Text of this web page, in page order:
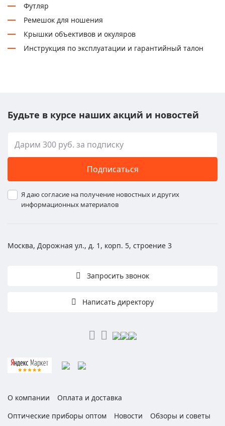
Футляр
Ремешок для ношения
Крышки объективов и окуляров
Инструкция по эксплуатации и гарантийный талон
Будьте в курсе наших акций и новостей
Подписаться
Я даю согласие на получение новостных и других
информационных материалов
Москва, Дорожная ул., д. 1, корп. 5, строение 3
Запросить звонок
Написать директору
О компании
Оплата и доставка
Оптические приборы оптом
Новости Обзоры и советы